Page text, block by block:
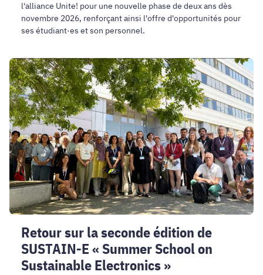
l'alliance Unite! pour une nouvelle phase de deux ans dès
novembre 2026, renforçant ainsi l'offre d'opportunités pour
ses étudiant·es et son personnel.
Retour
sur
la
seconde
édition
de
SUSTAIN-
E
«
Summer
School
on
Sustainable
Electronics
Retour sur la seconde édition de
SUSTAIN-E « Summer School on
Sustainable Electronics »